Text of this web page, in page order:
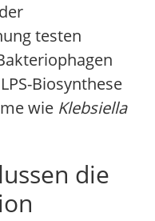
testen
Biosynthese
wie Klebsiella
die